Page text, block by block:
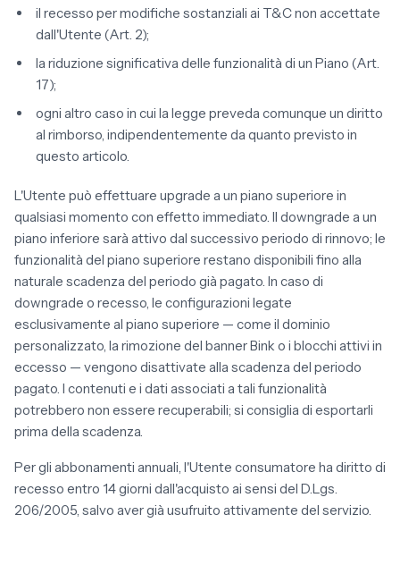
il recesso per modifiche sostanziali ai T&C non accettate
dall'Utente (Art. 2);
la riduzione significativa delle funzionalità di un Piano (Art.
17);
ogni altro caso in cui la legge preveda comunque un diritto
al rimborso, indipendentemente da quanto previsto in
questo articolo.
L'Utente può effettuare upgrade a un piano superiore in
qualsiasi momento con effetto immediato. Il downgrade a un
piano inferiore sarà attivo dal successivo periodo di rinnovo; le
funzionalità del piano superiore restano disponibili fino alla
naturale scadenza del periodo già pagato. In caso di
downgrade o recesso, le configurazioni legate
esclusivamente al piano superiore — come il dominio
personalizzato, la rimozione del banner Bink o i blocchi attivi in
eccesso — vengono disattivate alla scadenza del periodo
pagato. I contenuti e i dati associati a tali funzionalità
potrebbero non essere recuperabili; si consiglia di esportarli
prima della scadenza.
Per gli abbonamenti annuali, l'Utente consumatore ha diritto di
recesso entro 14 giorni dall'acquisto ai sensi del D.Lgs.
206/2005, salvo aver già usufruito attivamente del servizio.